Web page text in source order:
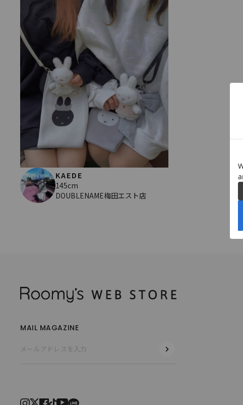
KAEDE
145cm
DOUBLENAME梅田エスト店
MAIL MAGAZINE